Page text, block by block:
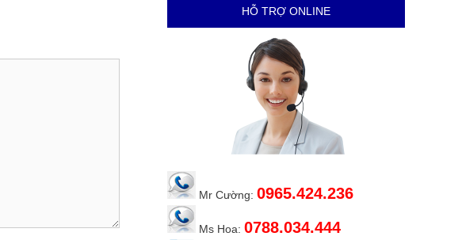
HỖ TRỢ ONLINE
Mr Cường: 0965.424.236
Ms Hoa: 0788.034.444